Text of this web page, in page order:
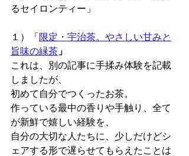
るセイロンティー」
１）「 限定・宇治茶。やさしい甘みと
旨味の緑茶 」
これは、別の記事に手揉み体験を記載
しましたが、
初めて自分でつくったお茶。
作っている最中の香りや手触り、全て
が新鮮で嬉しい経験を、
自分の大切な人たちに、少しだけどシ
ェアする形で遅らせてもらえたことは